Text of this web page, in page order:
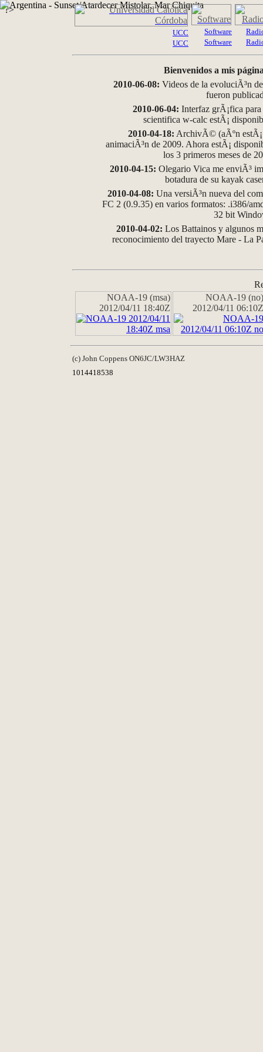
?>
UCC
UCC
Software
Software
Bienvenidos a mis
2010-06-08: Videos de la evoluciÃ³n
fueron
2010-06-04: Interfaz grÃ¡fica
scientifica w-calc estÃ¡
2010-04-18: ArchivÃ© (aÃºn
animaciÃ³n de 2009. Ahora estÃ¡
los 3 primeros meses de
2010-04-15: Olegario Vica me enviÃ³
botadura de su kayak
2010-04-08: Una versiÃ³n nueva del
FC 2 (0.9.35) en varios formatos: .i386/
32 bit
2010-04-02: Los Battainos y algunos
reconocimiento del trayecto Mare - La
NOAA-19 (msa)
2012/04/11 18:40Z
NOAA-19 (no)
2012/04/11 06:10Z
(c) John Coppens ON6JC/LW3HAZ
1014418538